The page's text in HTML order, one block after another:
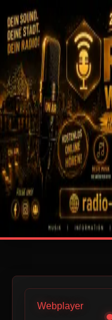
Webplayer